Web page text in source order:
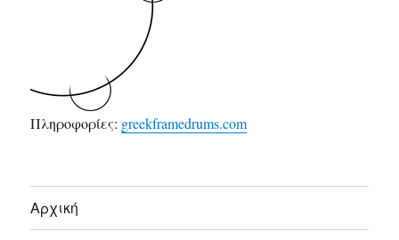
Πληροφορίες: greekframedrums.com
Αρχική